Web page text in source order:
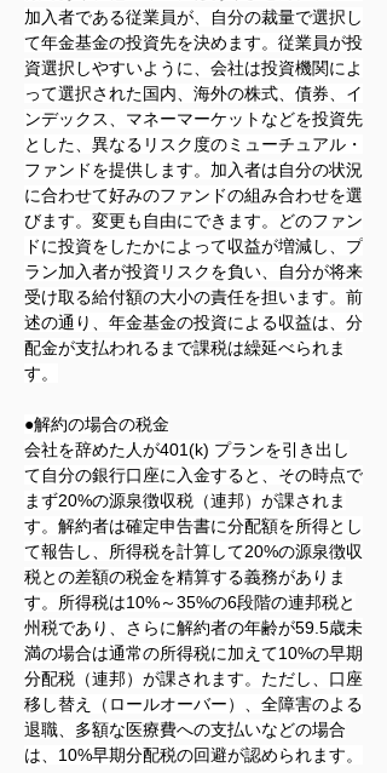
加入者である従業員が、自分の裁量で選択し
て年金基金の投資先を決めます。従業員が投
資選択しやすいように、会社は投資機関によ
って選択された国内、海外の株式、債券、イ
ンデックス、マネーマーケットなどを投資先
とした、異なるリスク度のミューチュアル・
ファンドを提供します。加入者は自分の状況
に合わせて好みのファンドの組み合わせを選
びます。変更も自由にできます。どのファン
ドに投資をしたかによって収益が増減し、プ
ラン加入者が投資リスクを負い、自分が将来
受け取る給付額の大小の責任を担います。前
述の通り、年金基金の投資による収益は、分
配金が支払われるまで課税は繰延べられま
す。
●解約の場合の税金
会社を辞めた人が401(k) プランを引き出し
て自分の銀行口座に入金すると、その時点で
まず20%の源泉徴収税（連邦）が課されま
す。解約者は確定申告書に分配額を所得とし
て報告し、所得税を計算して20%の源泉徴収
税との差額の税金を精算する義務がありま
す。所得税は10%～35%の6段階の連邦税と
州税であり、さらに解約者の年齢が59.5歳未
満の場合は通常の所得税に加えて10%の早期
分配税（連邦）が課されます。ただし、口座
移し替え（ロールオーバー）、全障害のよる
退職、多額な医療費への支払いなどの場合
は、10%早期分配税の回避が認められます。